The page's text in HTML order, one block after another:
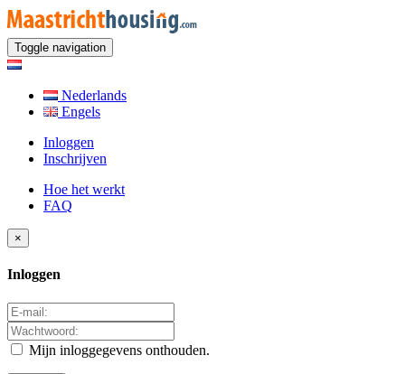
Toggle navigation
Nederlands
Engels
Inloggen
Inschrijven
Hoe het werkt
FAQ
×
Inloggen
Mijn inloggegevens onthouden.